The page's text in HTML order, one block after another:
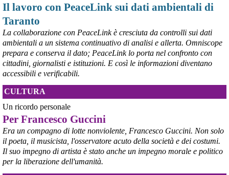
@peacelink - 10/8/2026 7:06
Da settimane l'Ucraina spinge i suoi raid sempre più lontano oltre il
fronte, e non si affida più soltanto ai droni. A entrare in azione sono
ormai anche i nuovi missili FP-5 Flamingo, come confermato dallo
stesso presidente Volodymyr Zelensky: ordigni capaci di
raggiungere bersagli fino a 3mila chilometri di distanza, volando a
bassa quota, tra i 20 metri e i 10 chilometri d'altezza.
Il lavoro con PeaceLink sui dati ambientali di
Taranto
La collaborazione con PeaceLink è cresciuta da controlli sui dati
ambientali a un sistema continuativo di analisi e allerta. Omniscope
prepara e conserva il dato; PeaceLink lo porta nel confronto con
cittadini, giornalisti e istituzioni. E così le informazioni diventano
accessibili e verificabili.
CULTURA
Un ricordo personale
Per Francesco Guccini
Era un compagno di lotte nonviolente, Francesco Guccini. Non solo
il poeta, il musicista, l'osservatore acuto della società e dei costumi.
Il suo impegno di artista è stato anche un impegno morale e politico
per la liberazione dell'umanità.